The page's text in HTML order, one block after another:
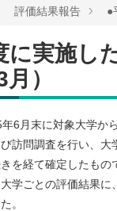
評価結果報告 ●
に実施し
）
6月末に対象大学か
訪問調査を行い、
を経て確定したもの
学ごとの評価結果に
。